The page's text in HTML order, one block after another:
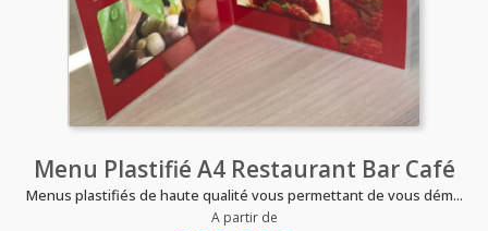
Menu Plastifié A4 Restaurant Bar Café
Menus plastifiés de haute qualité vous permettant de vous dém...
A partir de